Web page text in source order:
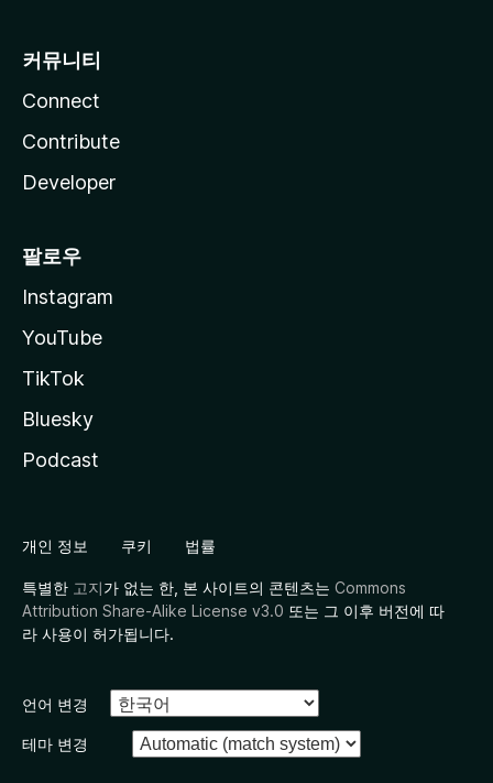
커뮤니티
Connect
Contribute
Developer
팔로우
Instagram
YouTube
TikTok
Bluesky
Podcast
개인 정보 쿠키 법률
특별한 고지가 없는 한, 본 사이트의 콘텐츠는 Commons
Attribution Share-Alike License v3.0 또는 그 이후 버전에 따
라 사용이 허가됩니다.
언어 변경
테마 변경